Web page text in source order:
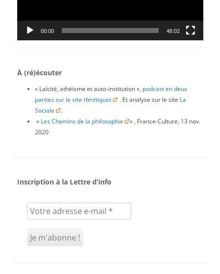
00:00 48:02
À (ré)écouter
« Laïcité, athéisme et auto-institution », podcast en deux
parties sur le site Hérétiques . Et analyse sur le site La
Sociale
.
« Les Chemins de la philosophie
« , France-Culture, 13 nov.
2020
Inscription à la Lettre d’info